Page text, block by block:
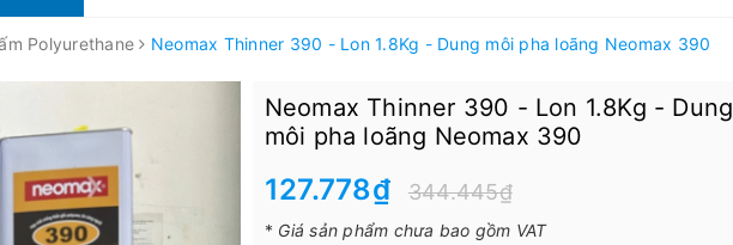
Polyurethane Neomax Thinner 390 - Lon 1.8Kg - Dung môi pha loãng Neomax 390
Neomax Thinner 390 - Lon 1.8Kg - Dung
môi pha loãng Neomax 390
127.778₫ 344.445₫
* Giá sản phẩm chưa bao gồm VAT